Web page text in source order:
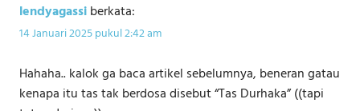
lendyagassiberkata:
14 Januari 2025 pukul 2:42 am
Hahaha.. kalok ga baca artikel sebelumnya, beneran gatau
kenapa itu tas tak berdosa disebut “Tas Durhaka” ((tapi